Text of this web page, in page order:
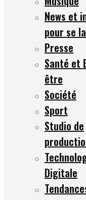
News et
pour se
Presse
Santé et
être
Société
Sport
Studio de
Digitale